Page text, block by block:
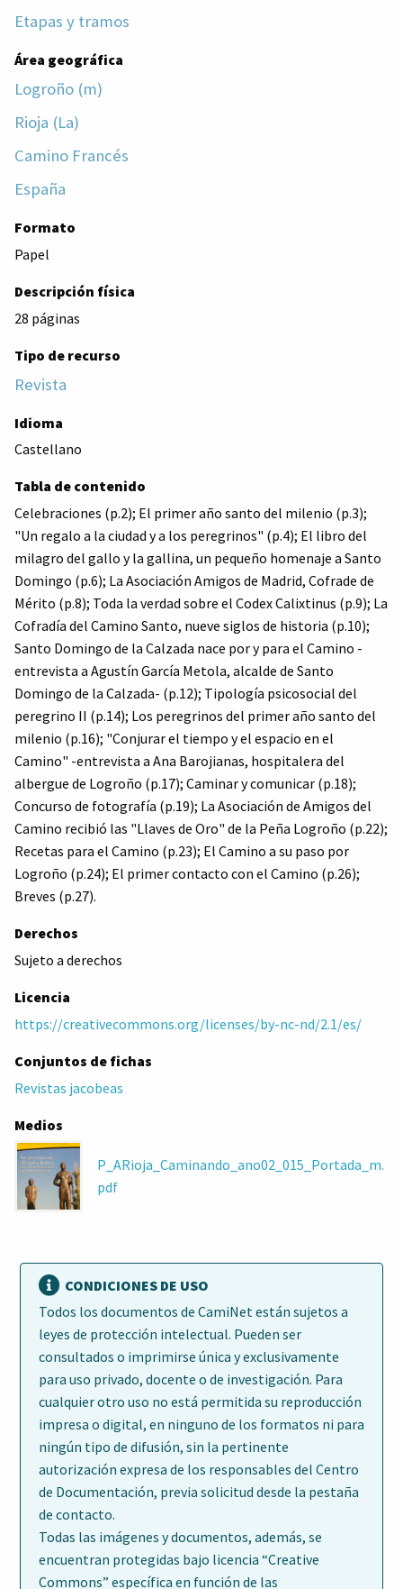
Etapas y tramos
Área geográfica
Logroño (m)
Rioja (La)
Camino Francés
España
Formato
Papel
Descripción física
28 páginas
Tipo de recurso
Revista
Idioma
Castellano
Tabla de contenido
Celebraciones (p.2); El primer año santo del milenio (p.3);
"Un regalo a la ciudad y a los peregrinos" (p.4); El libro del
milagro del gallo y la gallina, un pequeño homenaje a Santo
Domingo (p.6); La Asociación Amigos de Madrid, Cofrade de
Mérito (p.8); Toda la verdad sobre el Codex Calixtinus (p.9); La
Cofradía del Camino Santo, nueve siglos de historia (p.10);
Santo Domingo de la Calzada nace por y para el Camino -
entrevista a Agustín García Metola, alcalde de Santo
Domingo de la Calzada- (p.12); Tipología psicosocial del
peregrino II (p.14); Los peregrinos del primer año santo del
milenio (p.16); "Conjurar el tiempo y el espacio en el
Camino" -entrevista a Ana Barojianas, hospitalera del
albergue de Logroño (p.17); Caminar y comunicar (p.18);
Concurso de fotografía (p.19); La Asociación de Amigos del
Camino recibió las "Llaves de Oro" de la Peña Logroño (p.22);
Recetas para el Camino (p.23); El Camino a su paso por
Logroño (p.24); El primer contacto con el Camino (p.26);
Breves (p.27).
Derechos
Sujeto a derechos
Licencia
https://creativecommons.org/licenses/by-nc-nd/2.1/es/
Conjuntos de fichas
Revistas jacobeas
Medios
P_ARioja_Caminando_ano02_015_Portada_m.
pdf
CONDICIONES DE USO
Todos los documentos de CamiNet están sujetos a
leyes de protección intelectual. Pueden ser
consultados o imprimirse única y exclusivamente
para uso privado, docente o de investigación. Para
cualquier otro uso no está permitida su reproducción
impresa o digital, en ninguno de los formatos ni para
ningún tipo de difusión, sin la pertinente
autorización expresa de los responsables del Centro
de Documentación, previa solicitud desde la pestaña
de contacto.
Todas las imágenes y documentos, además, se
encuentran protegidas bajo licencia “Creative
Commons” específica en función de las